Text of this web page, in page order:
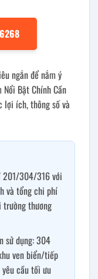
ngắn để nắm ý
Bật Chính Cần
lợi ích, thông số và
201/304/316 với
và tổng chi phí
trường thương
sử dụng: 304
ven biển/tiếp
cầu tối ưu